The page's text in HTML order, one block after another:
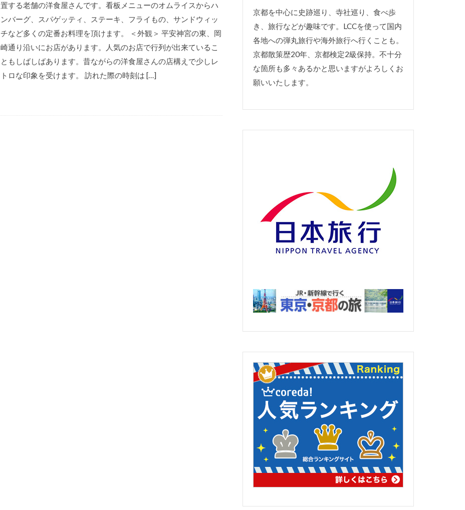
置する老舗の洋食屋さんです。看板メニューのオムライスからハ
ンバーグ、スパゲッティ、ステーキ、フライもの、サンドウィッ
チなど多くの定番お料理を頂けます。 ＜外観＞ 平安神宮の東、岡
崎通り沿いにお店があります。人気のお店で行列が出来ているこ
ともしばしばあります。昔ながらの洋食屋さんの店構えで少しレ
トロな印象を受けます。 訪れた際の時刻は […]
京都を中心に史跡巡り、寺社巡り、食べ歩
き、旅行などが趣味です。LCCを使って国内
各地への弾丸旅行や海外旅行へ行くことも。
京都散策歴20年、京都検定2級保持。不十分
な箇所も多々あるかと思いますがよろしくお
願いいたします。